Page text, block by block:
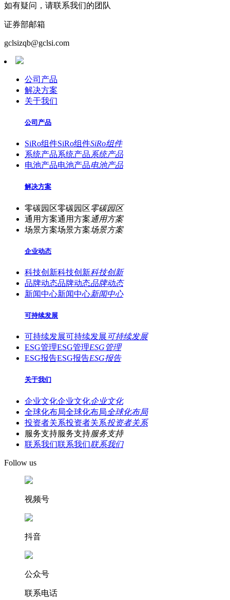
如有疑问，请联系我们的团队
证券部邮箱
gclsizqb@gclsi.com
公司产品
解决方案
关于我们
公司产品
SiRo组件SiRo组件SiRo组件
系统产品系统产品 系统产品
电池产品电池产品电池产品
解决方案
零碳园区零碳园区零碳园区
通用方案通用方案通用方案
场景方案场景方案场景方案
企业动态
科技创新科技创新科技创新
品牌动态品牌动态品牌动态
新闻中心新闻中心新闻中心
可持续发展
可持续发展可持续发展 可持续发展
ESG管理ESG管理ESG管理
ESG报告ESG报告ESG报告
关于我们
企业文化企业文化企业文化
全球化布局全球化布局全球化布局
投资者关系投资者关系投资者关系
服务支持服务支持服务支持
联系我们联系我们联系我们
Follow us
视频号
抖音
公众号
联系电话